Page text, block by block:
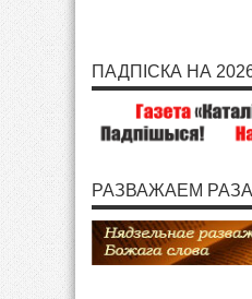
ПАДПІСКА НА
РАЗВАЖАЕМ